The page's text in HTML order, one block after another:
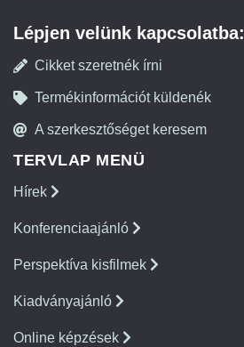
Lépjen velünk kapcsolatba:
Cikket szeretnék írni
Termékinformációt küldenék
A szerkesztőséget keresem
TERVLAP MENÜ
Hírek
Konferenciaajánló
Perspektíva kisfilmek
Kiadványajánló
Online képzések